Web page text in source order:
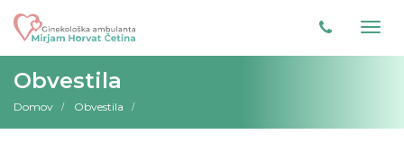
Obvestila
Domov Obvestila